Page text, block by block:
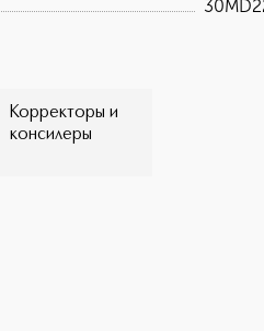
Корректоры и
консилеры